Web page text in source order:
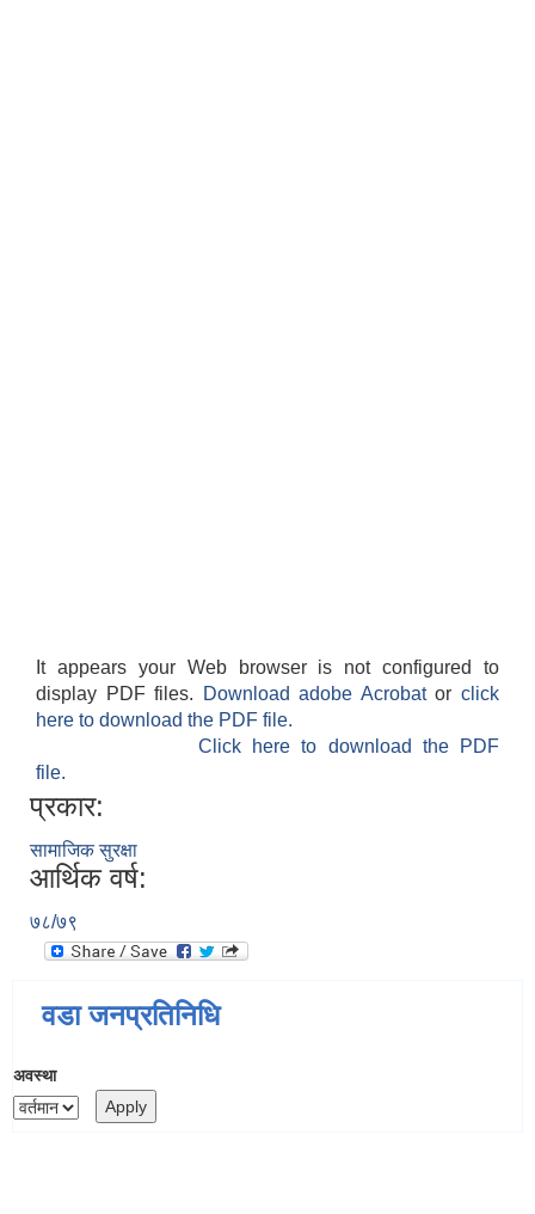
It appears your Web browser is not configured to
display PDF files.
Download adobe Acrobatorclick
here to download the PDF file.
Click here to download the PDF
file.
प्रकार:
सामाजिक सुरक्षा
आर्थिक वर्ष:
७८/७९
वडा जनप्रतिनिधि
अवस्था